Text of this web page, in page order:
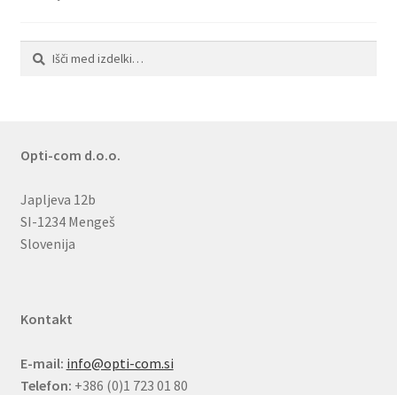
Išči:
Iskanje
Opti-com d.o.o.
Japljeva 12b
SI-1234 Mengeš
Slovenija
Kontakt
E-mail: info@opti-com.si
Telefon: +386 (0)1 723 01 80